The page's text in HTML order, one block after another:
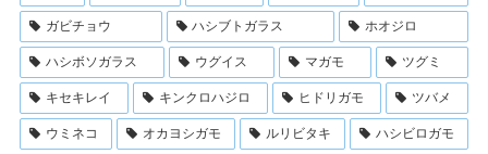
ガビチョウ ハシブトガラス ホオジロ
ハシボソガラス ウグイス マガモ ツグミ
キセキレイ キンクロハジロ ヒドリガモ ツバメ
ウミネコ オカヨシガモ ルリビタキ ハシビロガモ